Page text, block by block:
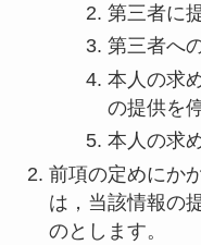
第三者に
第三者へ
本人の求
の提供を
本人の求
前項の定めにか
は，当該情報の
のとします。